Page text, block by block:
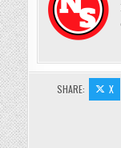
SHARE: X